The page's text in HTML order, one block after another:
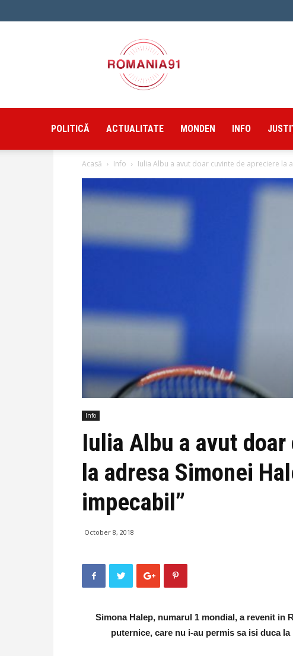
POLITICĂ ACTUALITATE MONDEN INFO
Acasă Info Iulia Albu a avut doar cuvinte de apreciere la
Info
Iulia Albu a avut
la adresa Simonei
impecabil”
October 8, 2018
Simona Halep, numarul 1 mondial, a revenit in
puternice, care nu i-au permis sa isi duca